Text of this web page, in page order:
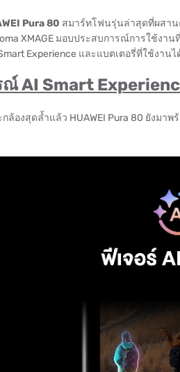
Pura 80 สมาร์ทโฟนรุ่นล่าสุดที่ผสาน
XMAGE มอบประสบการณ์การใช้ง
Experience และแบตเตอรี่ที่ใช้งาน
ณ์ AI Smart
ล้องสุดล้ำแล้ว HUAWEI Pura 80 ยังมา